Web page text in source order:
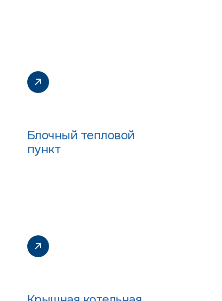
Блочный тепловой
пункт